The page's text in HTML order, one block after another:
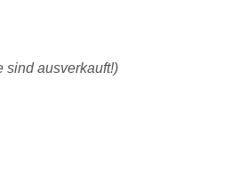
sind ausverkauft!)